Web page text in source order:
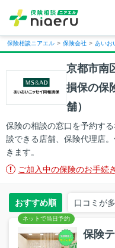
保険相談ニアエル > 保険会社 > あいお
京都市南
損保の保
舗）
保険の相談の窓口を予約す
談できる店舗、保険代理店
きます。
ご加入中の保険のお手続
おすすめ順 口コミが
保険